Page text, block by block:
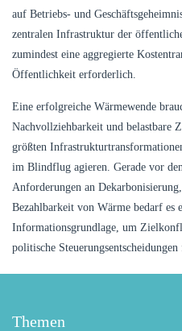
auf Betriebs- und
zentralen Infrastruktur der
zumindest eine aggregierte
Öffentlichkeit erforderlich.
Eine erfolgreiche Wärmewende
Nachvollziehbarkeit und belastbare
größten
im Blindflug agieren. Gerade vor
Anforderungen an
Bezahlbarkeit von Wärme bedarf es
Informationsgrundlage, um
politische
Themen